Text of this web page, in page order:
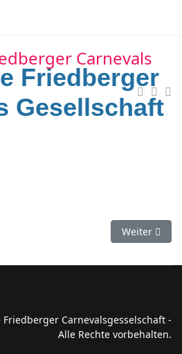
Friedberger
Gesellschaft
Kuchenteam Nächster
Weiter
Friedberger Carnevalsgesselschaft -
Alle Rechte vorbehalten.